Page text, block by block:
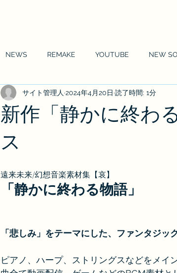
NEWS REMAKE YOUTUBE NEW
新作「静かに終わ
ス
サイト管理人 2024年4月20日 読了時間: 1分
遠来未来/幻想音楽素材集【哀】
「静かに終わる物語」
「悲しみ」をテーマにした、ファンタジッ
ピアノ、ハープ、ストリングスなどをメイ